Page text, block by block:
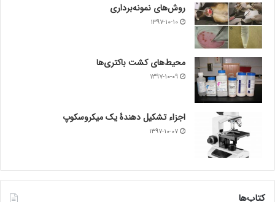
روش‌های نمونه‌برداری
۱۳۹۷-۱۰-۱۰
محیط‌های کشت باکتری‌ها
۱۳۹۷-۱۰-۰۹
اجزاء تشکیل دهندۀ یک میکروسکوپ
۱۳۹۷-۱۰-۰۷
کتاب‌ها